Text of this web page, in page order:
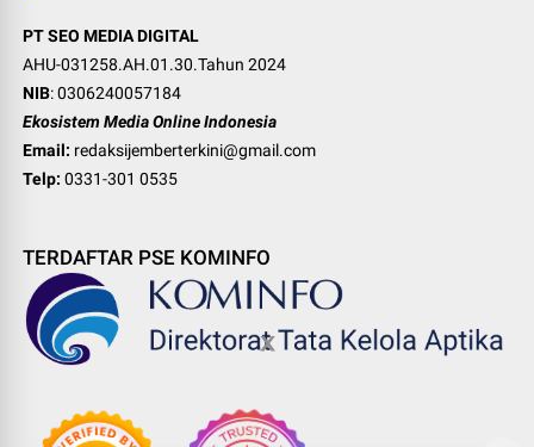
PT SEO MEDIA DIGITAL
AHU-031258.AH.01.30.Tahun 2024
NIB: 0306240057184
Ekosistem Media Online Indonesia
Email: redaksijemberterkini@gmail.com
Telp: 0331-301 0535
TERDAFTAR PSE KOMINFO